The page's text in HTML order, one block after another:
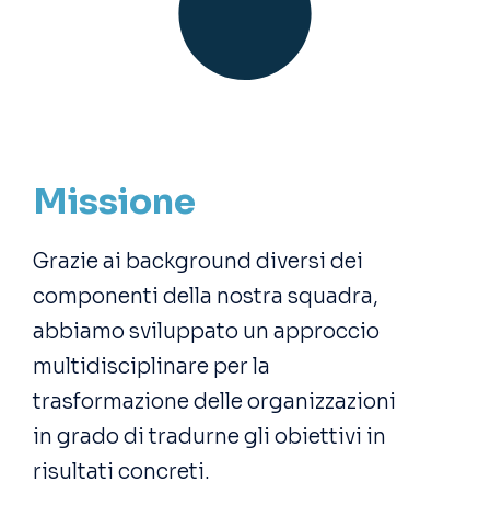
Missione
Grazie ai background diversi dei
componenti della nostra squadra,
abbiamo sviluppato un approccio
multidisciplinare per la
trasformazione delle organizzazioni
in grado di tradurne gli obiettivi in
risultati concreti.